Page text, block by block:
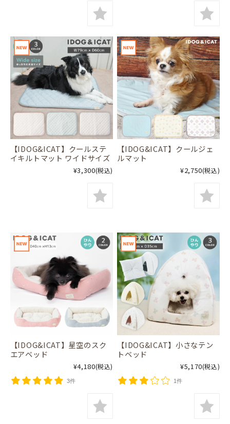
【IDOG&ICAT】クールステ
イキルトマット ワイドサイズ
¥3,300(税込)
【IDOG&ICAT】クールジェ
ルマット
¥2,750(税込)
【IDOG&ICAT】星空のスク
エアベッド
¥4,180(税込)
3件
【IDOG&ICAT】小さなテン
トベッド
¥5,170(税込)
1件